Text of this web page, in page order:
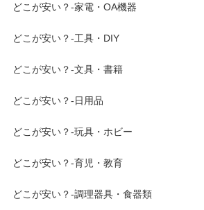
どこが安い？-家電・OA機器
どこが安い？-工具・DIY
どこが安い？-文具・書籍
どこが安い？-日用品
どこが安い？-玩具・ホビー
どこが安い？-育児・教育
どこが安い？-調理器具・食器類